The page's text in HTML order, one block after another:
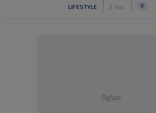
LIFESTYLE 3. kol. 6
Oglas